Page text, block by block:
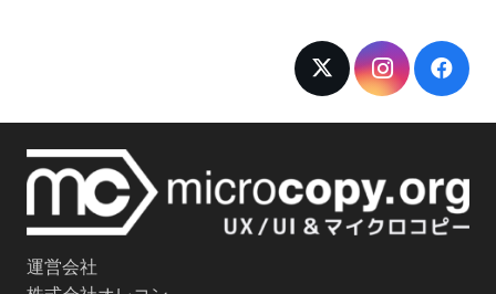
運営会社